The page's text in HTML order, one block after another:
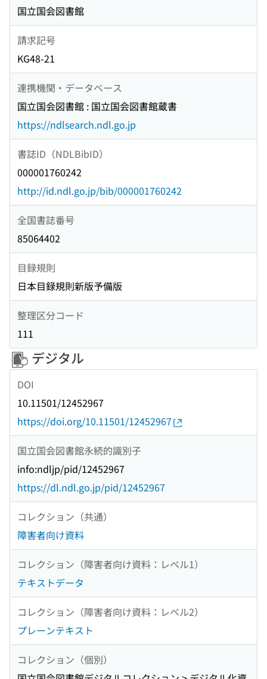
国立国会図書館
請求記号
KG48-21
連携機関・データベース
国立国会図書館 : 国立国会図書館蔵書
https://ndlsearch.ndl.go.jp
書誌ID（NDLBibID）
000001760242
http://id.ndl.go.jp/bib/000001760242
全国書誌番号
85064402
目録規則
日本目録規則新版予備版
整理区分コード
111
デジタル
DOI
10.11501/12452967
https://doi.org/10.11501/12452967
国立国会図書館永続的識別子
info:ndljp/pid/12452967
https://dl.ndl.go.jp/pid/12452967
コレクション（共通）
障害者向け資料
コレクション（障害者向け資料：レベル1）
テキストデータ
コレクション（障害者向け資料：レベル2）
プレーンテキスト
コレクション（個別）